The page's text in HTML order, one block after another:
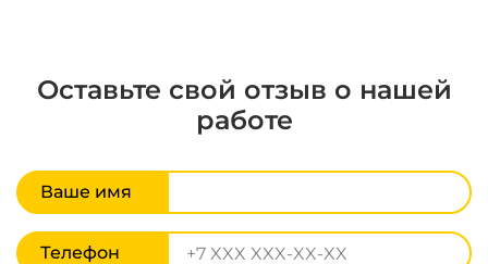
Оставьте свой отзыв о нашей
работе
Ваше имя
Телефон